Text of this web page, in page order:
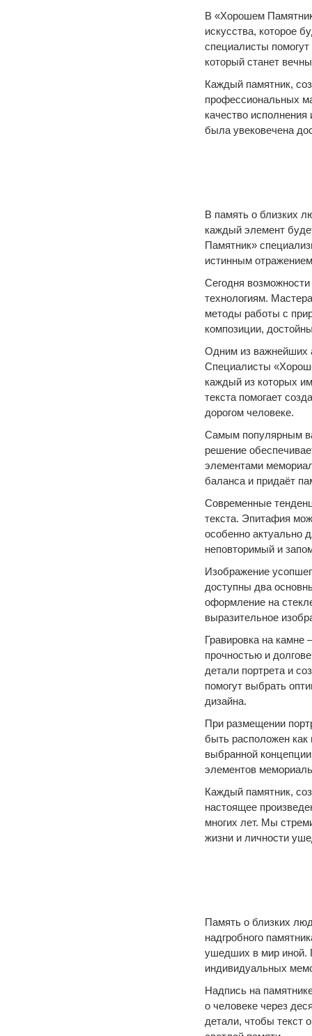
В «Хорошем
искусства, которое
специалисты
который станет
Каждый памятник,
профессиональных
качество
была увековечена
В память о близких
каждый элемент
Памятник»
истинным
Сегодня
технологиям.
методы работы с
композиции,
Одним из важнейших
Специалисты
каждый из которых
текста помогает
дорогом человеке.
Самым популярным
решение
элементами
баланса и придаёт
Современные
текста. Эпитафия
особенно актуально
неповторимый и
Изображение
доступны два
оформление на
выразительное
Гравировка на камне
прочностью и
детали портрета и
помогут выбрать
дизайна.
При размещении
быть расположен как
выбранной
элементов
Каждый памятник,
настоящее
многих лет. Мы
жизни и личности
Память о близких
надгробного
ушедших в мир иной.
индивидуальных
Надпись на
о человеке через
детали, чтобы текст